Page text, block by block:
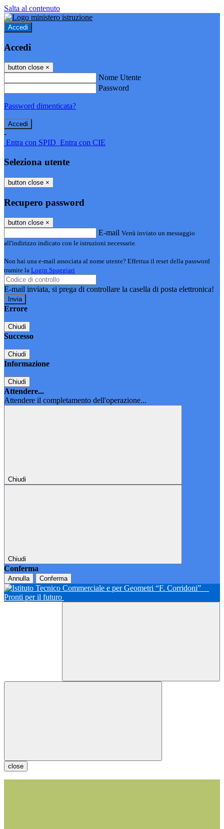
Salta al contenuto
Accedi
Accedi
button close ×
Nome Utente
Password
Password dimenticata?
-
Entra con SPID Entra con CIE
Seleziona utente
button close ×
Recupero password
button close ×
E-mail Verrà inviato un messaggio
all'indirizzo indicato con le istruzioni necessarie.
Non hai una e-mail associata al nome utente? Effettua il reset della password
tramite la Login Spaggiari
E-mail inviata, si prega di controllare la casella di posta elettronica!
Errore
Chiudi
Successo
Chiudi
Informazione
Chiudi
Attendere...
Attendere il completamento dell'operazione...
Chiudi
Chiudi
Conferma
Annulla Conferma
Pronti per il futuro
close